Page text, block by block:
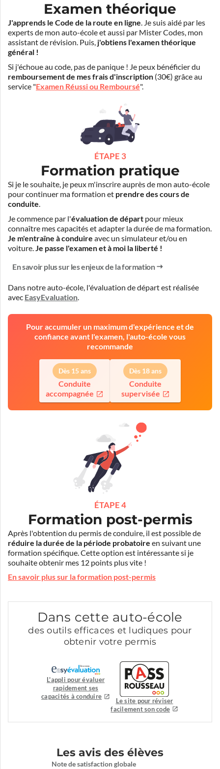
Examen théorique
J'apprends le Code de la route en ligne. Je suis aidé par les
experts de mon auto-école et aussi par Mister Codes, mon
assistant de révision. Puis, j'obtiens l'examen théorique
général !
Si j'échoue au code, pas de panique ! Je peux bénéficier du
remboursement de mes frais d'inscription (30€) grâce au
service "Examen Réussi ou Remboursé".
ÉTAPE 3
Formation pratique
Si je le souhaite, je peux m'inscrire auprès de mon auto-école
pour continuer ma formation et prendre des cours de
conduite.
Je commence par l'évaluation de départ pour mieux
connaître mes capacités et adapter la durée de ma formation.
Je m'entraîne à conduire avec un simulateur et/ou en
voiture. Je passe l'examen et à moi la liberté !
En savoir plus sur les enjeux de la formation
Dans notre auto-école, l'évaluation de départ est réalisée
avec EasyEvaluation
Pour accumuler un maximum d'expérience et de
confiance avant l'examen, l'auto-école vous
recommande
Dès 15 ans
Conduite
accompagnée
Dès 18 ans
Conduite
supervisée
ÉTAPE 4
Formation post-permis
Après l'obtention du permis de conduire, il est possible de
réduire la durée de la période probatoire en suivant une
formation spécifique. Cette option est intéressante si je
souhaite obtenir mes 12 points plus vite !
En savoir plus sur la formation post-permis
Dans cette auto-école
des outils efficaces et ludiques pour
obtenir votre permis
L'appli pour évaluer
rapidement ses
capacités à conduire
Le site pour réviser
facilement son code
Les avis des élèves
Note de satisfaction globale